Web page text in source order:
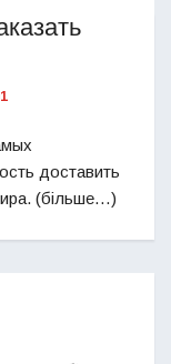
доставить
(більше…)